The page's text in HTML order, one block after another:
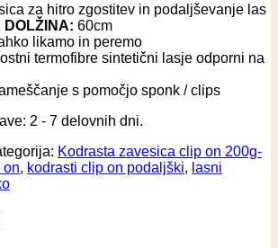
za hitro zgostitev in podaljševanje las
DOLŽINA: 60cm
likamo in peremo
termofibre sintetični lasje odporni na
s pomočjo sponk / clips
2 - 7 delovnih dni.
Kodrasta zavesica clip on 200g-
on, kodrasti clip on podaljški, lasni